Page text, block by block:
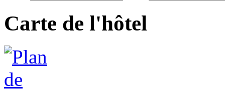
Carte de l'hôtel